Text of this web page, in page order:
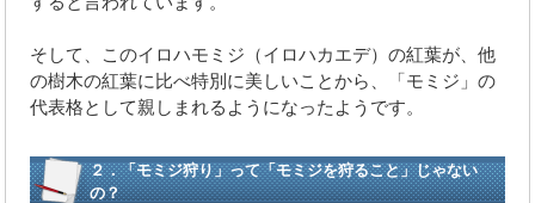
そして、このイロハモミジ（イロハカエデ）の紅葉が、他
の樹木の紅葉に比べ特別に美しいことから、「モミジ」の
代表格として親しまれるようになったようです。
２．「モミジ狩り」って「モミジを狩ること」じゃない
の？